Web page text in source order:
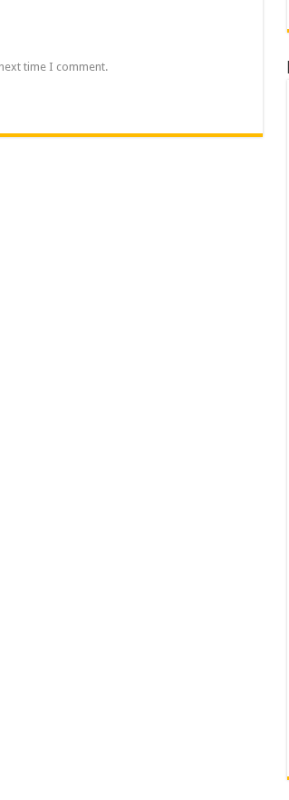
time I comment.